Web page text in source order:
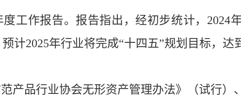
工作报告。报告指出，经初步统计，2024
计2025年行业将完成“十四五”规划目标，
产品行业协会无形资产管理办法》（试行）